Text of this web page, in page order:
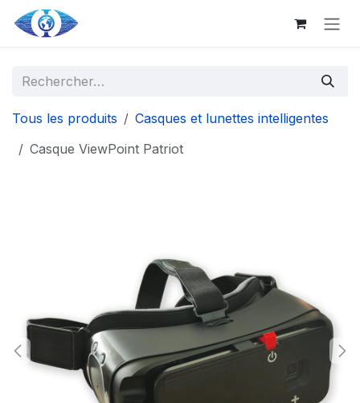
Aller au contenu principal
Se rendre au contenu
Tous les produits
Casques et lunettes intelligentes
Casque ViewPoint Patriot